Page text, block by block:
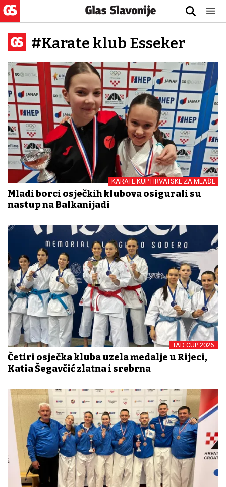
#Karate klub Esseker
KARATE KUP HRVATSKE ZA MLAĐE
Mladi borci osječkih klubova osigurali su
nastup na Balkanijadi
TAD CUP 2026.
Četiri osječka kluba uzela medalje u Rijeci,
Katia Šegavčić zlatna i srebrna